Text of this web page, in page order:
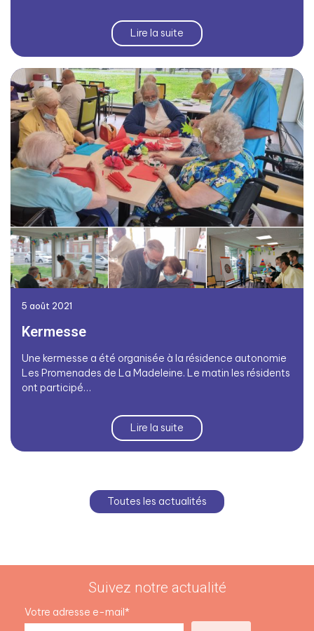
Lire la suite
5 août 2021
Kermesse
Une kermesse a été organisée à la résidence autonomie
Les Promenades de La Madeleine. Le matin les résidents
ont participé…
Lire la suite
Toutes les actualités
Suivez notre actualité
Votre adresse e-mail*